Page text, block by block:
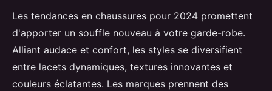
Les Nouveautés en Chaussures
pour 2024
Giulia• 28 octobre 2024•7 min de lecture
Les tendances en chaussures pour 2024 promettent
d'apporter un souffle nouveau à votre garde-robe.
Alliant audace et confort, les styles se diversifient
entre lacets dynamiques, textures innovantes et
couleurs éclatantes. Les marques prennent des